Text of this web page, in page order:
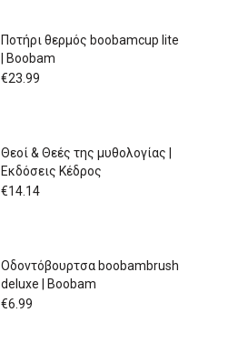
Ποτήρι θερμός boobamcup lite
| Boobam
€23.99
Θεοί & Θεές της μυθολογίας |
Εκδόσεις Κέδρος
€14.14
Οδοντόβουρτσα boobambrush
deluxe | Boobam
€6.99